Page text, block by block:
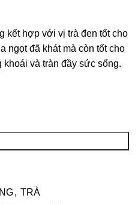
kết hợp với vị trà đen tốt cho
ngọt đã khát mà còn tốt cho
và tràn đầy sức sống.
, TRÀ